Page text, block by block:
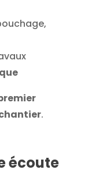
.
écoute